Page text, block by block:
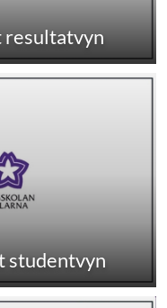
resultatvyn
studentvyn